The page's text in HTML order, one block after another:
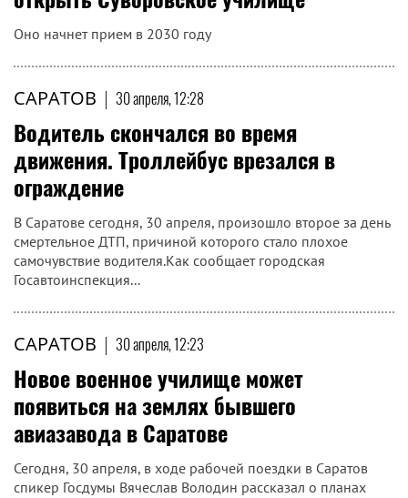
"Отреставрировать и не позориться":
Вячеслав Володин анонсировал
возобновление работ в Саратовском
театре оперы и балета
Председатель Госдумы признался, что скучает по нему
САРАТОВ|30 апреля, 12:37
На землях САЗа в Саратове могут
открыть Суворовское училище
Оно начнет прием в 2030 году
САРАТОВ | 30 апреля, 12:28
Водитель скончался во время
движения. Троллейбус врезался в
ограждение
В Саратове сегодня, 30 апреля, произошло второе за день